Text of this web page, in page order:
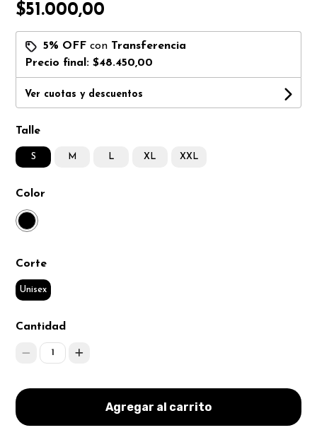
$51.000,00
5% OFF con Transferencia
Precio final:$48.450,00
Ver cuotas y descuentos
Talle
S M L XL XXL
Color
Corte
Unisex
Cantidad
1
Agregar al carrito